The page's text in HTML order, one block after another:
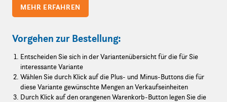
MEHR ERFAHREN
Vorgehen zur Bestellung:
Entscheiden Sie sich in der Variantenübersicht für die für Sie
interessante Variante
Wählen Sie durch Klick auf die Plus- und Minus-Buttons die für
diese Variante gewünschte Mengen an Verkaufseinheiten
Durch Klick auf den orangenen Warenkorb-Button legen Sie die